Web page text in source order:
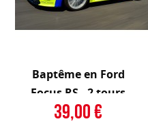
Baptême en Ford
Focus RS - 2 tours
39,00